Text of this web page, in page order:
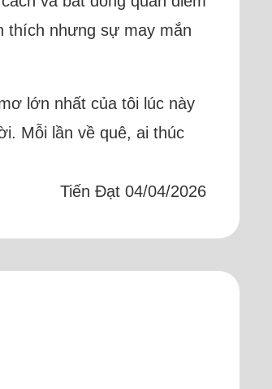
thích nhưng sự may mắn
lớn nhất của tôi lúc này
Mỗi lần về quê, ai thúc
Tiến Đạt 04/04/2026